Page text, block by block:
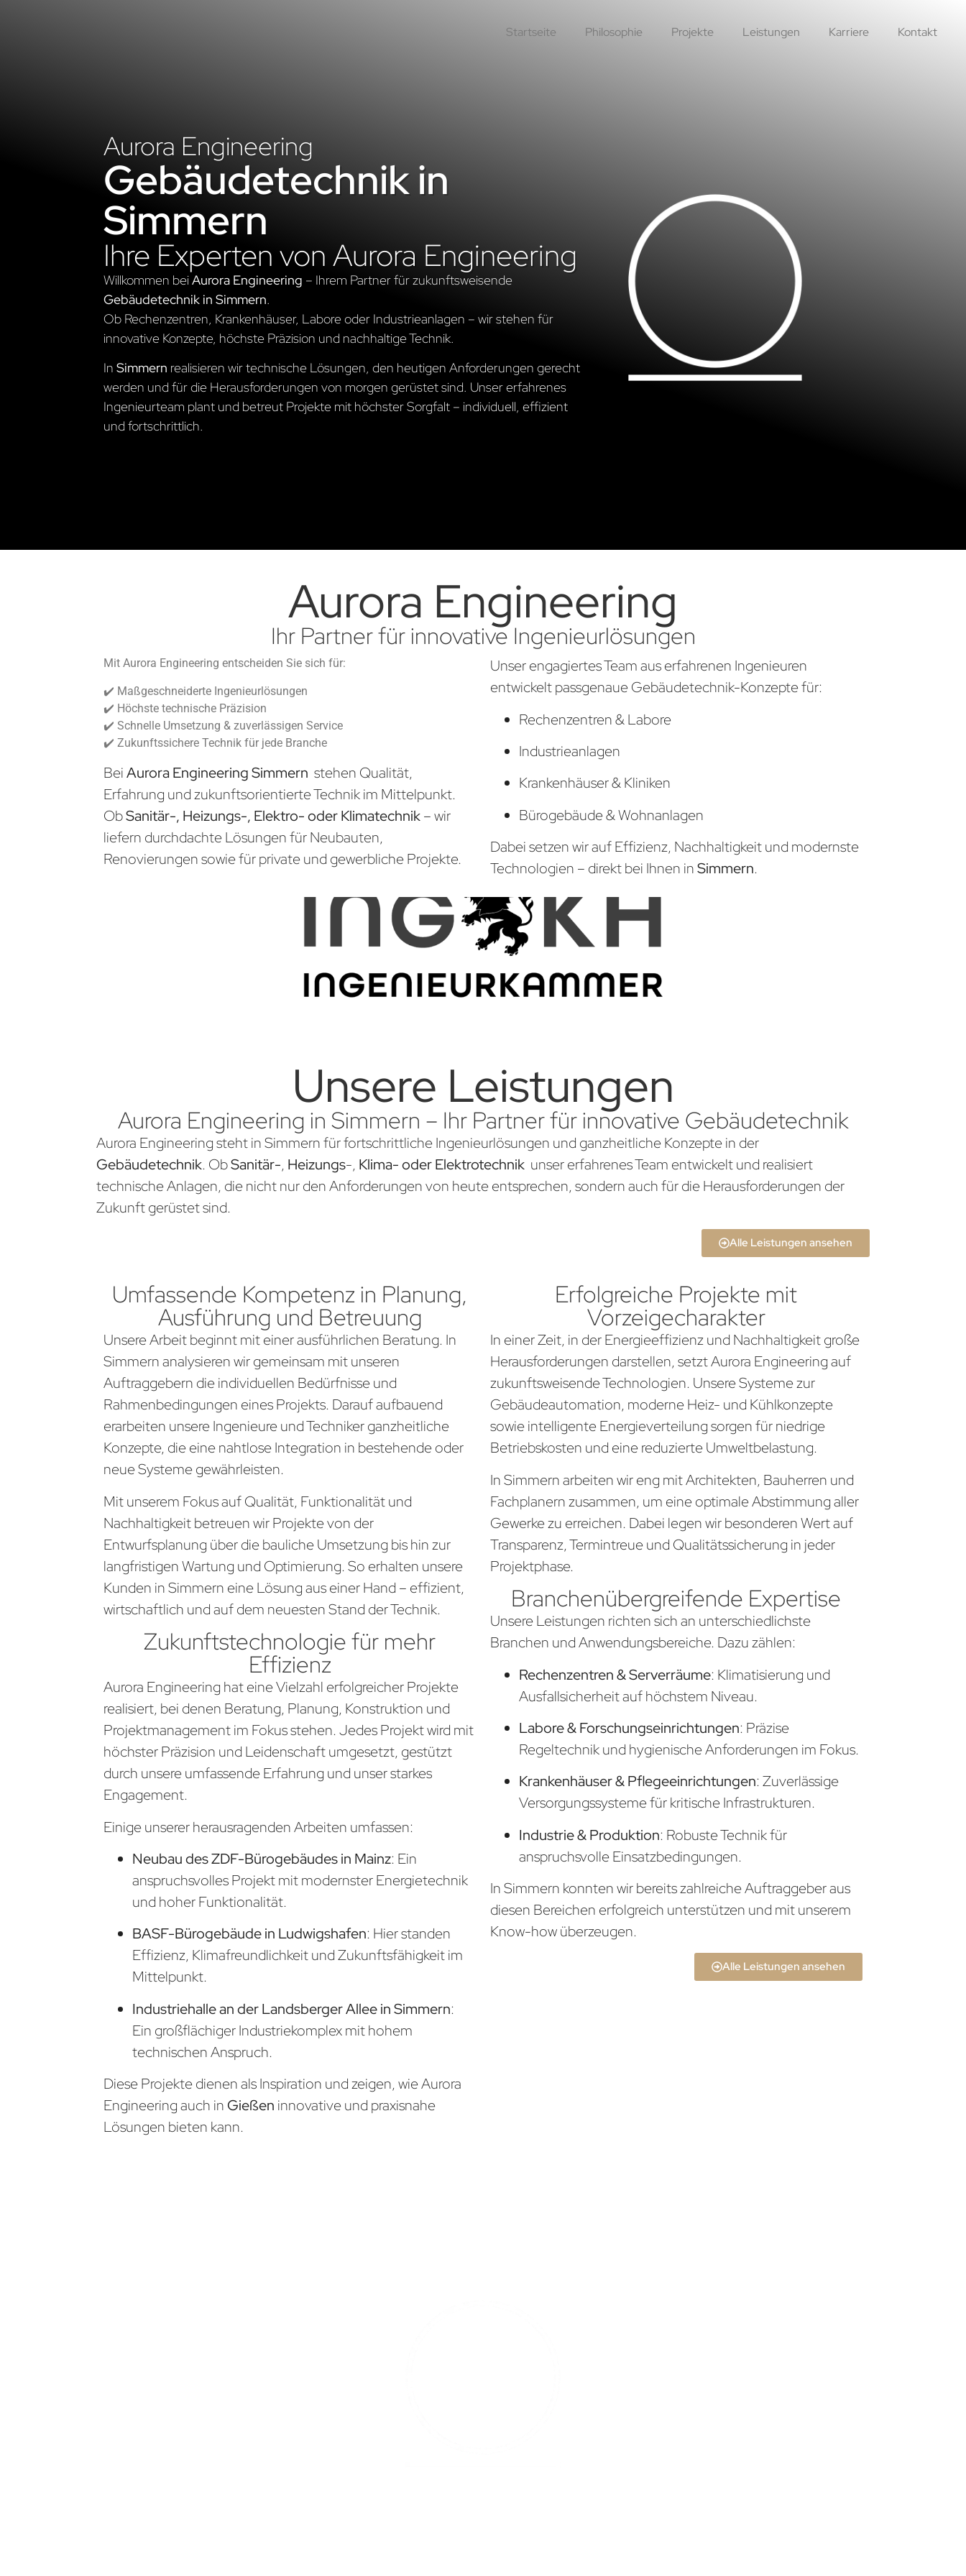
Startseite Philosophie Projekte Leistungen Karriere Kontakt
Aurora Engineering
Gebäudetechnik in
Simmern
Ihre Experten von Aurora Engineering
Willkommen beiAurora Engineering – Ihrem Partner für zukunftsweisende
Gebäudetechnik in Simmern.
Ob Rechenzentren, Krankenhäuser, Labore oder Industrieanlagen – wir stehen für
innovative Konzepte, höchste Präzision und nachhaltige Technik.
InSimmern realisieren wir technische Lösungen, den heutigen Anforderungen gerecht
werden und für die Herausforderungen von morgen gerüstet sind. Unser erfahrenes
Ingenieurteam plant und betreut Projekte mit höchster Sorgfalt – individuell, effizient
und fortschrittlich.
Aurora Engineering
Ihr Partner für innovative Ingenieurlösungen
Mit Aurora Engineering entscheiden Sie sich für:
✔️ Maßgeschneiderte Ingenieurlösungen
✔️ Höchste technische Präzision
✔️ Schnelle Umsetzung & zuverlässigen Service
✔️ Zukunftssichere Technik für jede Branche
BeiAurora Engineering Simmern stehen Qualität,
Erfahrung und zukunftsorientierte Technik im Mittelpunkt.
ObSanitär-, Heizungs-, Elektro- oder Klimatechnik– wir
liefern durchdachte Lösungen für Neubauten,
Renovierungen sowie für private und gewerbliche Projekte.
Unser engagiertes Team aus erfahrenen Ingenieuren
entwickelt passgenaue Gebäudetechnik-Konzepte für:
Rechenzentren & Labore
Industrieanlagen
Krankenhäuser & Kliniken
Bürogebäude & Wohnanlagen
Dabei setzen wir auf Effizienz, Nachhaltigkeit und modernste
Technologien – direkt bei Ihnen inSimmern.
Unsere Leistungen
Aurora Engineering in Simmern – Ihr Partner für innovative Gebäudetechnik
Aurora Engineering steht in Simmern für fortschrittliche Ingenieurlösungen und ganzheitliche Konzepte in der
Gebäudetechnik. ObSanitär-, Heizungs-, Klima- oder Elektrotechnik unser erfahrenes Team entwickelt und realisiert
technische Anlagen, die nicht nur den Anforderungen von heute entsprechen, sondern auch für die Herausforderungen der
Zukunft gerüstet sind.
Alle Leistungen ansehen
Umfassende Kompetenz in Planung,
Ausführung und Betreuung
Unsere Arbeit beginnt mit einer ausführlichen Beratung. In
Simmern analysieren wir gemeinsam mit unseren
Auftraggebern die individuellen Bedürfnisse und
Rahmenbedingungen eines Projekts. Darauf aufbauend
erarbeiten unsere Ingenieure und Techniker ganzheitliche
Konzepte, die eine nahtlose Integration in bestehende oder
neue Systeme gewährleisten.
Mit unserem Fokus auf Qualität, Funktionalität und
Nachhaltigkeit betreuen wir Projekte von der
Entwurfsplanung über die bauliche Umsetzung bis hin zur
langfristigen Wartung und Optimierung. So erhalten unsere
Kunden in Simmern eine Lösung aus einer Hand – effizient,
wirtschaftlich und auf dem neuesten Stand der Technik.
Zukunftstechnologie für mehr
Effizienz
Aurora Engineering hat eine Vielzahl erfolgreicher Projekte
realisiert, bei denen Beratung, Planung, Konstruktion und
Projektmanagement im Fokus stehen. Jedes Projekt wird mit
höchster Präzision und Leidenschaft umgesetzt, gestützt
durch unsere umfassende Erfahrung und unser starkes
Engagement.
Einige unserer herausragenden Arbeiten umfassen:
Neubau des ZDF-Bürogebäudes in Mainz: Ein
anspruchsvolles Projekt mit modernster Energietechnik
und hoher Funktionalität.
BASF-Bürogebäude in Ludwigshafen: Hier standen
Effizienz, Klimafreundlichkeit und Zukunftsfähigkeit im
Mittelpunkt.
Industriehalle an der Landsberger Allee in Simmern:
Ein großflächiger Industriekomplex mit hohem
technischen Anspruch.
Diese Projekte dienen als Inspiration und zeigen, wie Aurora
Engineering auch in Gießen innovative und praxisnahe
Lösungen bieten kann.
Erfolgreiche Projekte mit
Vorzeigecharakter
In einer Zeit, in der Energieeffizienz und Nachhaltigkeit große
Herausforderungen darstellen, setzt Aurora Engineering auf
zukunftsweisende Technologien. Unsere Systeme zur
Gebäudeautomation, moderne Heiz- und Kühlkonzepte
sowie intelligente Energieverteilung sorgen für niedrige
Betriebskosten und eine reduzierte Umweltbelastung.
In Simmern arbeiten wir eng mit Architekten, Bauherren und
Fachplanern zusammen, um eine optimale Abstimmung aller
Gewerke zu erreichen. Dabei legen wir besonderen Wert auf
Transparenz, Termintreue und Qualitätssicherung in jeder
Projektphase.
Branchenübergreifende Expertise
Unsere Leistungen richten sich an unterschiedlichste
Branchen und Anwendungsbereiche. Dazu zählen:
Rechenzentren & Serverräume: Klimatisierung und
Ausfallsicherheit auf höchstem Niveau.
Labore & Forschungseinrichtungen: Präzise
Regeltechnik und hygienische Anforderungen im Fokus.
Krankenhäuser & Pflegeeinrichtungen: Zuverlässige
Versorgungssysteme für kritische Infrastrukturen.
Industrie & Produktion: Robuste Technik für
anspruchsvolle Einsatzbedingungen.
In Simmern konnten wir bereits zahlreiche Auftraggeber aus
diesen Bereichen erfolgreich unterstützen und mit unserem
Know-how überzeugen.
Alle Leistungen ansehen